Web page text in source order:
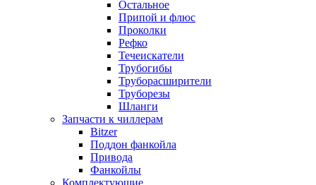
Остальное
Припой и флюс
Проколки
Рефко
Течеискатели
Трубогибы
Труборасширители
Труборезы
Шланги
Запчасти к чиллерам
Bitzer
Поддон фанкойла
Привода
Фанкойлы
Комплектующие